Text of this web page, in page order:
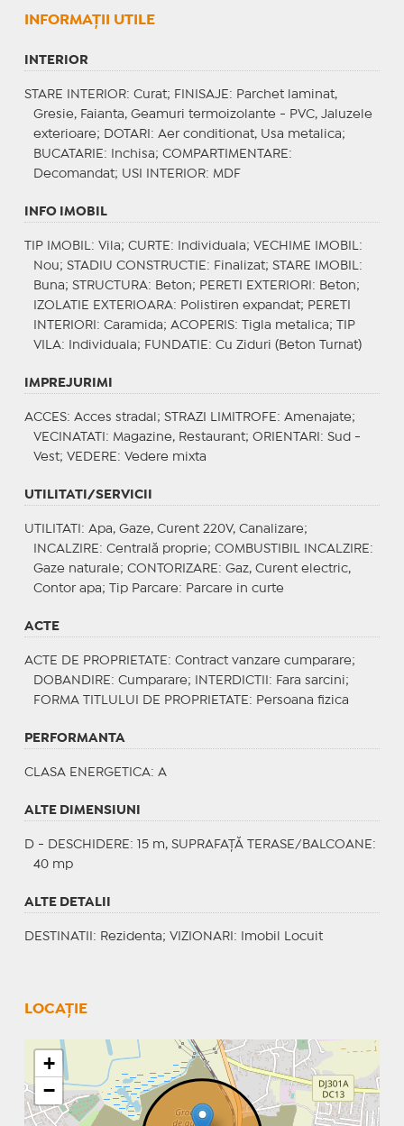
INFORMAŢII UTILE
INTERIOR
STARE INTERIOR: Curat; FINISAJE : Parchet laminat,
Gresie, Faianta, Geamuri termoizolante - PVC, Jaluzele
exterioare;
DOTARI : Aer conditionat, Usa metalica;
BUCATARIE : Inchisa; COMPARTIMENTARE :
Decomandat; USI INTERIOR: MDF
INFO IMOBIL
TIP IMOBIL : Vila; CURTE : Individuala; VECHIME IMOBIL :
Nou; STADIU CONSTRUCTIE : Finalizat; STARE IMOBIL :
Buna; STRUCTURA: Beton; PERETI EXTERIORI : Beton;
IZOLATIE EXTERIOARA: Polistiren expandat; PERETI
INTERIORI : Caramida; ACOPERIS: Tigla metalica;
TIP
VILA: Individuala; FUNDATIE : Cu Ziduri (Beton Turnat)
IMPREJURIMI
ACCES: Acces stradal; STRAZI LIMITROFE : Amenajate;
VECINATATI : Magazine, Restaurant; ORIENTARI : Sud -
Vest; VEDERE : Vedere mixta
UTILITATI/SERVICII
UTILITATI : Apa, Gaze, Curent 220V, Canalizare;
INCALZIRE : Centrală proprie; COMBUSTIBIL INCALZIRE :
Gaze naturale; CONTORIZARE : Gaz, Curent electric,
Contor apa;
Tip Parcare: Parcare in curte
ACTE
ACTE DE PROPRIETATE : Contract vanzare cumparare;
DOBANDIRE : Cumparare; INTERDICTII : Fara sarcini;
FORMA TITLULUI DE PROPRIETATE : Persoana fizica
PERFORMANTA
CLASA ENERGETICA: A
ALTE DIMENSIUNI
D - DESCHIDERE: 15 m, SUPRAFAȚĂ TERASE/BALCOANE:
40 mp
ALTE DETALII
DESTINATII : Rezidenta; VIZIONARI : Imobil Locuit
LOCAȚIE
+
−